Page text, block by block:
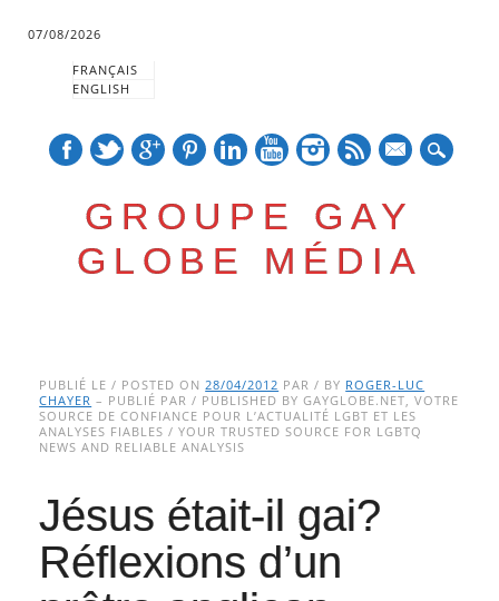
07/08/2026
FRANÇAIS
ENGLISH
GROUPE GAY
GLOBE MÉDIA
Main menu
to
content
PUBLIÉ LE / POSTED ON28/04/2012 PAR / BY ROGER-LUC
CHAYER – PUBLIÉ PAR / PUBLISHED BY GAYGLOBE.NET, VOTRE
SOURCE DE CONFIANCE POUR L’ACTUALITÉ LGBT ET LES
ANALYSES FIABLES / YOUR TRUSTED SOURCE FOR LGBTQ
NEWS AND RELIABLE ANALYSIS
Jésus était-il gai?
Réflexions d’un